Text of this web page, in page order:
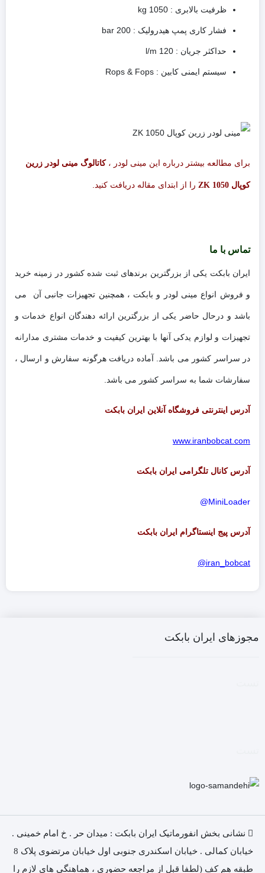
ظرفیت بالابری : 1050 kg
فشار کاری پمپ هیدرولیک : 200 bar
حداکثر جریان : 120 l/m
سیستم ایمنی کابین : Rops & Fops
برای مطالعه بیشتر درباره این مینی لودر ،کاتالوگ مینی لودر زرین
کوپال ZK 1050 را از ابتدای مقاله دریافت کنید.
تماس با ما
ایران بابکت یکی از بزرگترین برندهای ثبت شده کشور در زمینه خرید
و فروش انواع مینی لودر و بابکت ، همچنین تجهیزات جانبی آن می
باشد و درحال حاضر یکی از بزرگترین ارائه دهندگان انواع خدمات و
تجهیزات و لوازم یدکی آنها با بهترین کیفیت و خدمات مشتری مدارانه
در سراسر کشور می باشد. آماده دریافت هرگونه سفارش و ارسال ،
سفارشات شما به سراسر کشور می باشد.
آدرس اینترنتی فروشگاه آنلاین ایران بابکت
www.iranbobcat.com
آدرس کانال تلگرامی ایران بابکت
MiniLoader@
آدرس پیج اینستاگرام ایران بابکت
iran_bobcat@
مجوزهای ایران بابکت
نشانی بخش انفورماتیک ایران بابکت : میدان حر . خ امام خمینی .
خیابان کمالی . خیابان اسکندری جنوبی اول خیابان مرتضوی پلاک 8
طبقه هم کف (لطفا قبل از مراجعه حضوری ، هماهنگی های لازم را